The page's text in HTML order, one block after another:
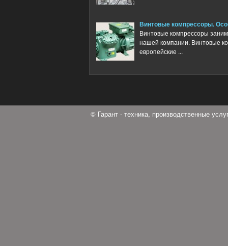
Винтовые компрессоры.
Винтовые компрессоры
нашей компании. Винтовые
европейские ...
© Гарант - техника, производственные